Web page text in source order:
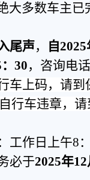
大多数车主
尾声， 自
30，咨询电话
车上码，请
行车违章，
工作日上午8
必于2025年12